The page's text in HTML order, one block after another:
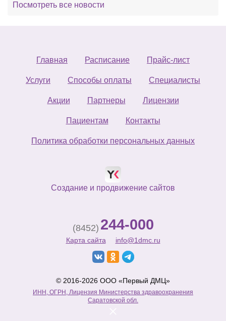
Посмотреть все новости
Главная Расписание Прайс-лист
Услуги Способы оплаты Специалисты
Акции Партнеры Лицензии
Пациентам Контакты
Политика обработки персональных данных
Создание и продвижение сайтов
(8452) 244-000
Карта сайта info@1dmc.ru
© 2016-2026 ООО «Первый ДМЦ»
ИНН, ОГРН, Лицензия Министерства здравоохранения
Саратовской обл.